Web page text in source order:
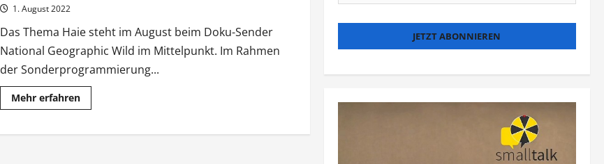
1. August 2022
Das Thema Haie steht im August beim Doku-Sender
National Geographic Wild im Mittelpunkt. Im Rahmen
der Sonderprogrammierung...
Mehr erfahrenMehr
Informationen
August